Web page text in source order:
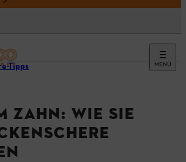
MENÜ
Tipps
ZAHN: WIE SIE